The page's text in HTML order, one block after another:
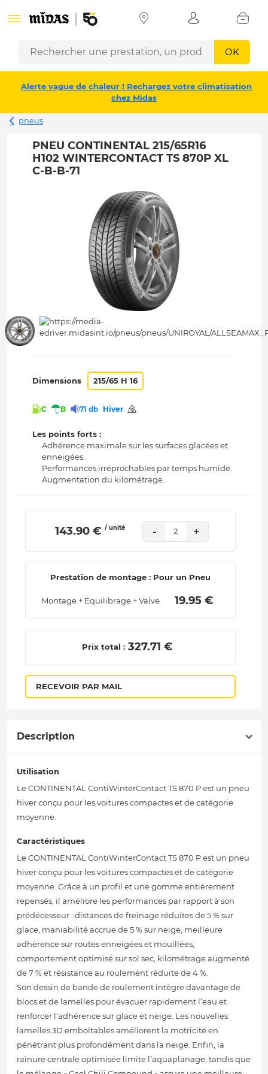
OK
Alerte vague de chaleur ! Rechargez votre climatisation
chez Midas
pneus
PNEU CONTINENTAL 215/65R16
H102 WINTERCONTACT TS 870P XL
C-B-B-71
Dimensions 215/65 H 16
C B 71 db Hiver
Les points forts :
Adhérence maximale sur les surfaces glacées et
enneigées.
Performances irréprochables par temps humide.
Augmentation du kilométrage.
143.90 € / unité - 2 +
Prestation de montage : Pour un Pneu
Montage + Equilibrage + Valve 19.95 €
Prix total : 327.71 €
RECEVOIR PAR MAIL
Description
Utilisation
Le CONTINENTAL ContiWinterContact TS 870 P est un pneu
hiver conçu pour les voitures compactes et de catégorie
moyenne.
Caractéristiques
Le CONTINENTAL ContiWinterContact TS 870 P est un pneu
hiver conçu pour les voitures compactes et de catégorie
moyenne. Grâce à un profil et une gomme entièrement
repensés, il améliore les performances par rapport à son
prédécesseur : distances de freinage réduites de 5 % sur
glace, maniabilité accrue de 5 % sur neige, meilleure
adhérence sur routes enneigées et mouillées,
comportement optimisé sur sol sec, kilométrage augmenté
de 7 % et résistance au roulement réduite de 4 %.
Son dessin de bande de roulement intègre davantage de
blocs et de lamelles pour évacuer rapidement l’eau et
renforcer l’adhérence sur glace et neige. Les nouvelles
lamelles 3D emboîtables améliorent la motricité en
pénétrant plus profondément dans la neige. Enfin, la
rainure centrale optimisée limite l’aquaplanage, tandis que